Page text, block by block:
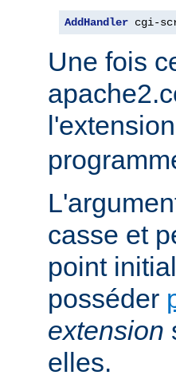
AddHandler cgi-
Une fois
l'extension
casse et
point
posséder
extension
elles.